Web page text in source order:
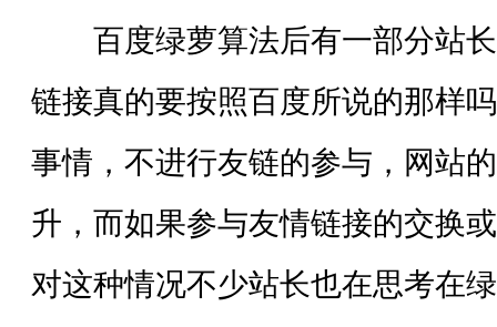
百度绿萝算法后有一部分站长
链接真的要按照百度所说的那样
事情，不进行友链的参与，网站
升，而如果参与友情链接的交换
对这种情况不少站长也在思考在